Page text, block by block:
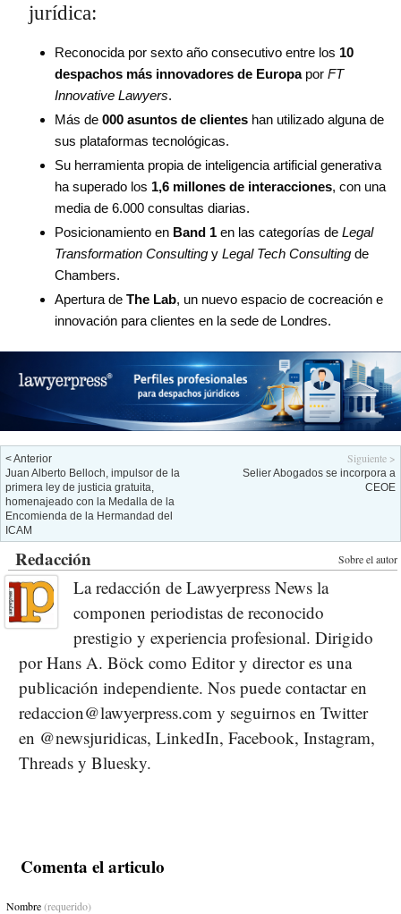
jurídica:
Reconocida por sexto año consecutivo entre los 10
despachos más innovadores de Europapor FT
Innovative Lawyers.
Más de 000 asuntos de clientes han utilizado alguna de
sus plataformas tecnológicas.
Su herramienta propia de inteligencia artificial generativa
ha superado los 1,6 millones de interacciones, con una
media de 6.000 consultas diarias.
Posicionamiento en Band 1 en las categorías de Legal
Transformation Consulting y Legal Tech Consulting de
Chambers.
Apertura de The Lab, un nuevo espacio de cocreación e
innovación para clientes en la sede de Londres.
< Anterior
Juan Alberto Belloch, impulsor de la
primera ley de justicia gratuita,
homenajeado con la Medalla de la
Encomienda de la Hermandad del
ICAM
Siguiente >
Selier Abogados se incorpora a
CEOE
Sobre el autor
Redacción
La redacción de Lawyerpress News la
componen periodistas de reconocido
prestigio y experiencia profesional. Dirigido
por Hans A. Böck como Editor y director es una
publicación independiente. Nos puede contactar en
redaccion@lawyerpress.com y seguirnos en Twitter
en @newsjuridicas, LinkedIn, Facebook, Instagram,
Threads y Bluesky.
Comenta el articulo
Nombre(requerido)